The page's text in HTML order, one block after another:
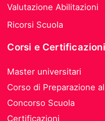
Valutazione Abilitazioni
Ricorsi Scuola
Corsi e Certificazioni
Master universitari
Corso di Preparazione al
Concorso Scuola
Certificazioni